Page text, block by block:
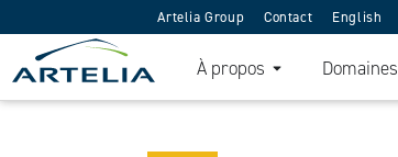
Artelia Group Contact English
À propos Domaines